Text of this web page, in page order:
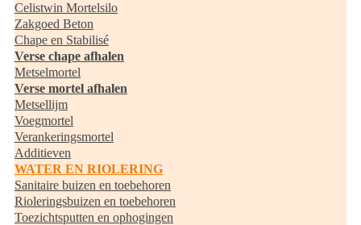
Celistwin Mortelsilo
Zakgoed Beton
Chape en Stabilisé
Verse chape afhalen
Metselmortel
Verse mortel afhalen
Metsellijm
Voegmortel
Verankeringsmortel
Additieven
WATER EN RIOLERING
Sanitaire buizen en toebehoren
Rioleringsbuizen en toebehoren
Toezichtsputten en ophogingen